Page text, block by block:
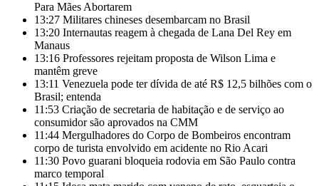
Para Mães Abortarem
13:27 Militares chineses desembarcam no Brasil
13:20 Internautas reagem à chegada de Lana Del Rey em
Manaus
13:16 Professores rejeitam proposta de Wilson Lima e
mantêm greve
13:11 Venezuela pode ter dívida de até R$ 12,5 bilhões com o
Brasil; entenda
11:53 Criação de secretaria de habitação e de serviço ao
consumidor são aprovados na CMM
11:44 Mergulhadores do Corpo de Bombeiros encontram
corpo de turista envolvido em acidente no Rio Acari
11:30 Povo guarani bloqueia rodovia em São Paulo contra
marco temporal